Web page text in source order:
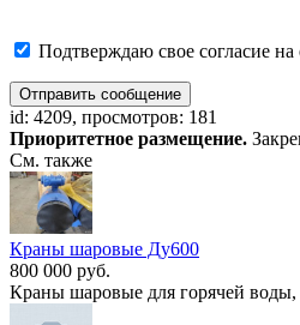
Подтверждаю свое согласие
Отправить сообщение
id: 4209, просмотров: 181
Приоритетное размещение.
См. также
Краны шаровые Ду600
800 000 руб.
Кpaны шapовые для горячей